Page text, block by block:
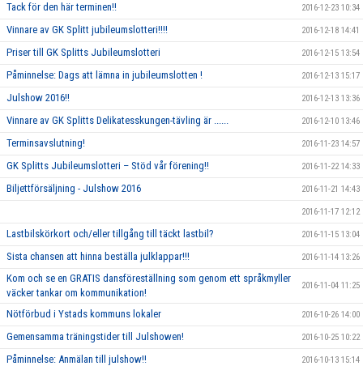
Tack för den här terminen!! 2016-12-23 10:34
Vinnare av GK Splitt jubileumslotteri!!!! 2016-12-18 14:41
Priser till GK Splitts Jubileumslotteri 2016-12-15 13:54
Påminnelse: Dags att lämna in jubileumslotten ! 2016-12-13 15:17
Julshow 2016!! 2016-12-13 13:36
Vinnare av GK Splitts Delikatesskungen-tävling är ...... 2016-12-10 13:46
Terminsavslutning! 2016-11-23 14:57
GK Splitts Jubileumslotteri – Stöd vår förening!! 2016-11-22 14:33
Biljettförsäljning - Julshow 2016 2016-11-21 14:43
2016-11-17 12:12
Lastbilskörkort och/eller tillgång till täckt lastbil? 2016-11-15 13:04
Sista chansen att hinna beställa julklappar!!! 2016-11-14 13:26
Kom och se en GRATIS dansföreställning som genom ett språkmyller
väcker tankar om kommunikation!
2016-11-04 11:25
Nötförbud i Ystads kommuns lokaler 2016-10-26 14:00
Gemensamma träningstider till Julshowen! 2016-10-25 10:22
Påminnelse: Anmälan till julshow!! 2016-10-13 15:14